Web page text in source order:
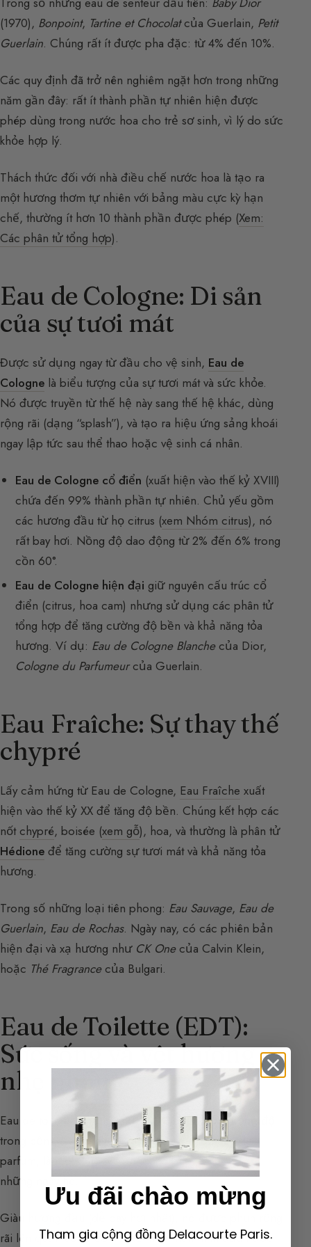
(1970), Bonpoint, Tartine et Chocolatcủa Guerlain, Petit
Guerlain. Chúng rất ít được pha đặc: từ 4% đến 10%.
Các quy định đã trở nên nghiêm ngặt hơn trong những
năm gần đây: rất ít thành phần tự nhiên hiện được
phép dùng trong nước hoa cho trẻ sơ sinh, vì lý do sức
khỏe hợp lý.
Thách thức đối với nhà điều chế nước hoa là tạo ra
một hương thơm tự nhiên với bảng màu cực kỳ hạn
chế, thường ít hơn 10 thành phần được phép (Xem:
Các phân tử tổng hợp).
Eau de Cologne: Di sản
của sự tươi mát
Được sử dụng ngay từ đầu cho vệ sinh, Eau de
Cologne là biểu tượng của sự tươi mát và sức khỏe.
Nó được truyền từ thế hệ này sang thế hệ khác, dùng
rộng rãi (dạng “splash”), và tạo ra hiệu ứng sảng khoái
ngay lập tức sau thể thao hoặc vệ sinh cá nhân.
Eau de Cologne cổ điển (xuất hiện vào thế kỷ XVIII)
chứa đến 99% thành phần tự nhiên. Chủ yếu gồm
các hương đầu từ họ citrus (xem Nhóm citrus), nó
rất bay hơi. Nồng độ dao động từ 2% đến 6% trong
cồn 60°.
Eau de Cologne hiện đại giữ nguyên cấu trúc cổ
điển (citrus, hoa cam) nhưng sử dụng các phân tử
tổng hợp để tăng cường độ bền và khả năng tỏa
hương. Ví dụ: Eau de Cologne Blanchecủa Dior,
Cologne du Parfumeurcủa Guerlain.
Eau Fraîche: Sự thay thế
chypré
Lấy cảm hứng từ Eau de Cologne, Eau Fraîche xuất
hiện vào thế kỷ XX để tăng độ bền. Chúng kết hợp các
nốt chypré, boisée (xem gỗ), hoa, và thường là phân tử
Hédione để tăng cường sự tươi mát và khả năng tỏa
hương.
Trong số những loại tiên phong: Eau Sauvage, Eau de
Guerlain, Eau de Rochas. Ngày nay, có các phiên bản
hiện đại và xạ hương như CK Onecủa Calvin Klein,
hoặc Thé Fragrancecủa Bulgari.
Eau de Toilette (EDT):
Sức sống và vệt hương
nhẹ nhàng
Eau de toilette thường chứa từ
3% đến 20% nồng độ
trong cồn 80°. Nó nhẹ hơn và bay hơi hơn eau de
parfum, làm cho nó lý tưởng cho buổi sáng hoặc
những ngày hè.
Giàu
rãi lên quần áo và có thể kết hợp thêmtinh dầu nước
Ưu đãi chào mừng
Tham gia cộng đồng Delacourte Paris.